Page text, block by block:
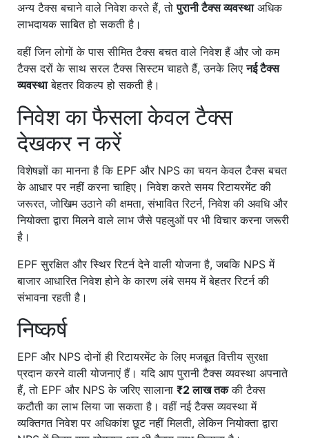
अन्य टैक्स बचाने वाले निवेश करते हैं, तोपुरानी टैक्स व्यवस्थाअधिक
लाभदायक साबित हो सकती है।
वहीं जिन लोगों के पास सीमित टैक्स बचत वाले निवेश हैं और जो कम
टैक्स दरों के साथ सरल टैक्स सिस्टम चाहते हैं, उनके लिएनई टैक्स
व्यवस्थाबेहतर विकल्प हो सकती है।
निवेश का फैसला केवल टैक्स
देखकर न करें
विशेषज्ञों का मानना है कि EPF और NPS का चयन केवल टैक्स बचत
के आधार पर नहीं करना चाहिए। निवेश करते समय रिटायरमेंट की
जरूरत, जोखिम उठाने की क्षमता, संभावित रिटर्न, निवेश की अवधि और
नियोक्ता द्वारा मिलने वाले लाभ जैसे पहलुओं पर भी विचार करना जरूरी
है।
EPF सुरक्षित और स्थिर रिटर्न देने वाली योजना है, जबकि NPS में
बाजार आधारित निवेश होने के कारण लंबे समय में बेहतर रिटर्न की
संभावना रहती है।
निष्कर्ष
EPF और NPS दोनों ही रिटायरमेंट के लिए मजबूत वित्तीय सुरक्षा
प्रदान करने वाली योजनाएं हैं। यदि आप पुरानी टैक्स व्यवस्था अपनाते
हैं, तो EPF और NPS के जरिए सालाना ₹2 लाख तककी टैक्स
कटौती का लाभ लिया जा सकता है। वहीं नई टैक्स व्यवस्था में
व्यक्तिगत निवेश पर अधिकांश छूट नहीं मिलती, लेकिन नियोक्ता द्वारा